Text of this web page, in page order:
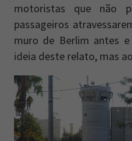
motoristas que não
passageiros
muro de Berlim antes
ideia deste relato, mas